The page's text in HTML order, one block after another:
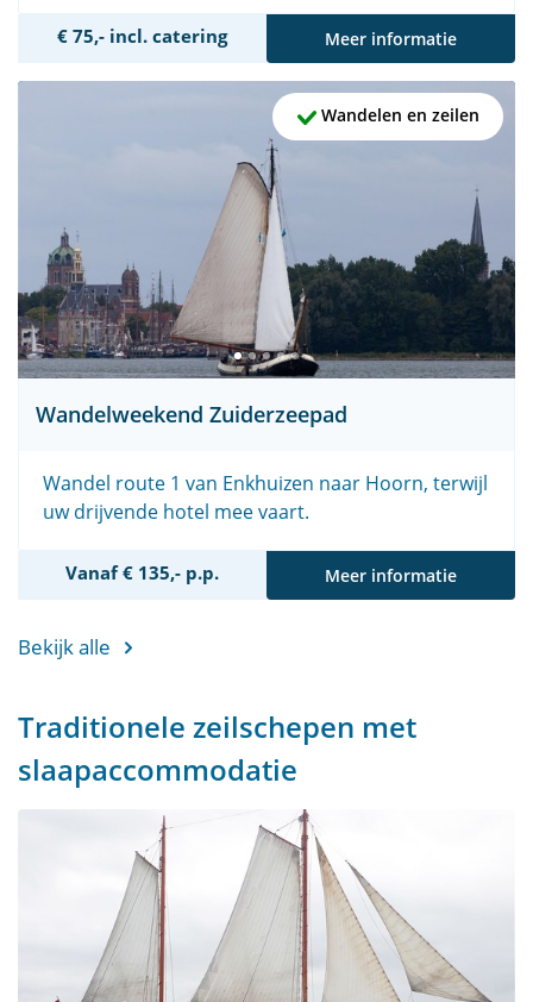
€ 75,- incl. catering Meer informatie
Wandelen en zeilen
Wandelweekend Zuiderzeepad
Wandel route 1 van Enkhuizen naar Hoorn, terwijl
uw drijvende hotel mee vaart.
Vanaf € 135,- p.p. Meer informatie
Bekijk alle
Traditionele zeilschepen met
slaapaccommodatie